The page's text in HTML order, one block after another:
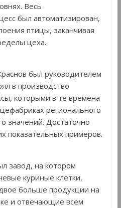
Весь
был автоматизирован,
птицы, заканчивая
цеха.
был руководителем
в производство
которыми в те времена
регионального
значений. Достаточно
показательных примеров.
завод, на котором
куриные клетки,
больше продукции на
и отвечающие всем